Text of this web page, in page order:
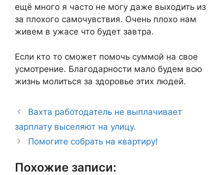
ещё много я часто не могу даже выходить из
за плохого самочувствия. Очень плохо нам
живем в ужасе что будет завтра.
Если кто то сможет помочь суммой на свое
усмотрение. Благодарности мало будем всю
жизнь молиться за здоровье этих людей.
Вахта работодатель не выплачивает
зарплату выселяют на улицу.
Помогите собрать на квартиру!
Похожие записи: